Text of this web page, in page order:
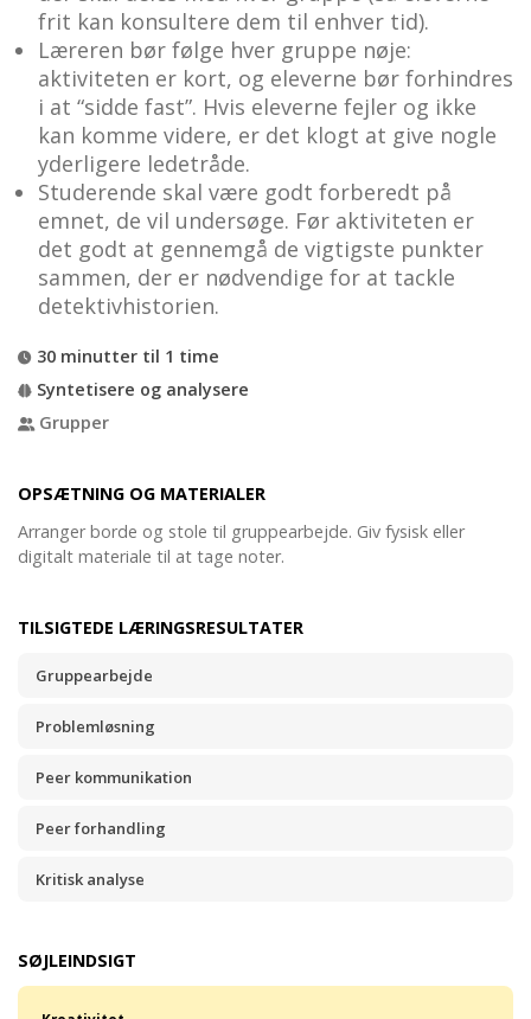
frit kan konsultere dem til enhver tid).
Læreren bør følge hver gruppe nøje:
aktiviteten er kort, og eleverne bør forhindres
i at “sidde fast”. Hvis eleverne fejler og ikke
kan komme videre, er det klogt at give nogle
yderligere ledetråde.
Studerende skal være godt forberedt på
emnet, de vil undersøge. Før aktiviteten er
det godt at gennemgå de vigtigste punkter
sammen, der er nødvendige for at tackle
detektivhistorien.
30 minutter til 1 time
Syntetisere og analysere
Grupper
OPSÆTNING OG MATERIALER
Arranger borde og stole til gruppearbejde. Giv fysisk eller
digitalt materiale til at tage noter.
TILSIGTEDE LÆRINGSRESULTATER
Gruppearbejde
Problemløsning
Peer kommunikation
Peer forhandling
Kritisk analyse
SØJLEINDSIGT